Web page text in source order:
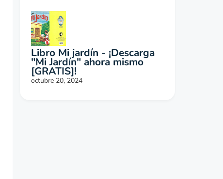
Libro Mi jardín - ¡Descarga
"Mi Jardín" ahora mismo
[GRATIS]!
octubre 20, 2024